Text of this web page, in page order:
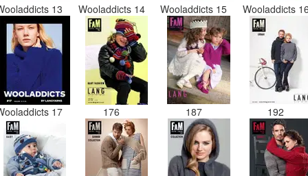
13 Wooladdicts 14 Wooladdicts 15 Wooladdicts
17 176 187 192